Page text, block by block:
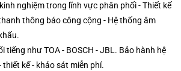
nghiệm trong lĩnh vực phân phối - Thiết kế
thông báo công cộng - Hệ thống âm
tiếng như TOA - BOSCH - JBL. Bảo hành hệ
kế - khảo sát miễn phí.